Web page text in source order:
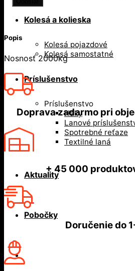
Kolesá a kolieska
Kolesá pojazdové
Kolesá samostatné
Príslušenstvo
Príslušenstvo
Háky
Lanové
Spotrebné reťaze
Textilné laná
Aktuality
Pobočky
Popis
Nosnosť 2000kg
Doprava zadarmo pri
+ 45 000
Doručenie do